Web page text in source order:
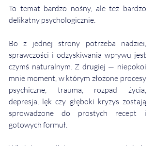
To temat bardzo nośny, ale też bardzo
delikatny psychologicznie.
Bo z jednej strony potrzeba nadziei,
sprawczości i odzyskiwania wpływu jest
czymś naturalnym. Z drugiej — niepokoi
mnie moment, w którym złożone procesy
psychiczne, trauma, rozpad życia,
depresja, lęk czy głęboki kryzys zostają
sprowadzone do prostych recept i
gotowych formuł.